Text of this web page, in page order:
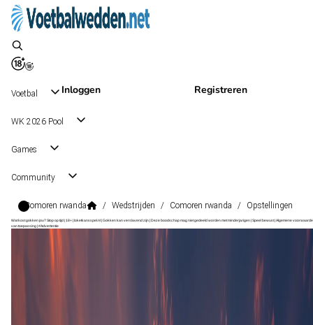
Inloggen Registreren
Voetbal
WK 2026 Pool
Games
Community
Comoren rwanda / Wedstrijden / Comoren rwanda / Opstellingen
Wat kost gokken jou? Stop op tijd | 18+ | loketkansspel.nl | Gokken kan verslavend zijn | Deze boodschap mag niet gedeeld worden met minderjarigen | Speel bewust | Algemene
van toepassing | #Advertentie